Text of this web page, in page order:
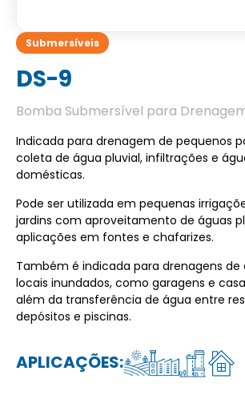
Submersíveis
DS-9
Bomba Submersível para
Indicada para drenagem de pequenos
coleta de água pluvial, infiltrações e
domésticas.
Pode ser utilizada em pequenas
jardins com aproveitamento de águas
aplicações em fontes e chafarizes.
Também é indicada para drenagens
locais inundados, como garagens e
além da transferência de água entre
depósitos e piscinas.
APLICAÇÕES: